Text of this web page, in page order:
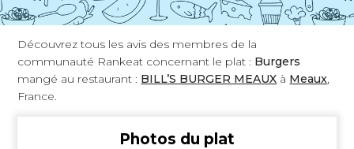
Découvrez tous les avis des membres de la
communauté Rankeat concernant le plat : Burgers
mangé au restaurant : BILL’S BURGER MEAUX à Meaux,
France.
Photos du plat